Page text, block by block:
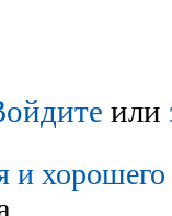
или
хорошего